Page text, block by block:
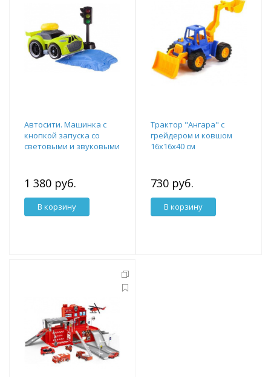
Автосити. Машинка с
кнопкой запуска со
световыми и звуковыми
1 380 руб.
В корзину
Трактор "Ангара" с
грейдером и ковшом
16х16х40 см
730 руб.
В корзину